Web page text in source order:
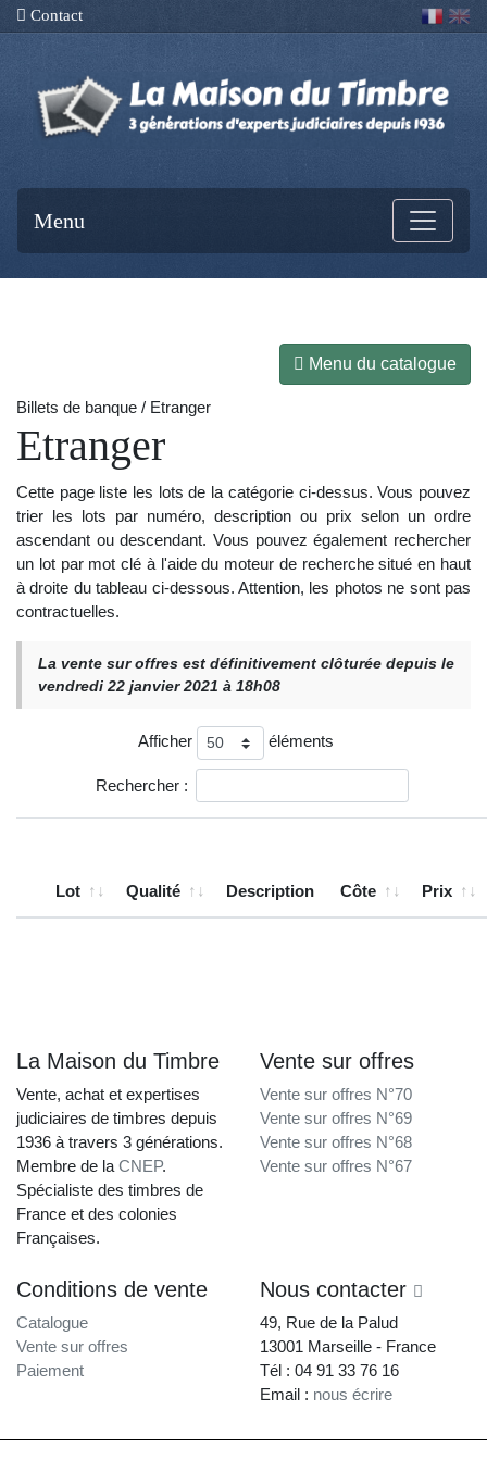
Contact
Menu
Menu du catalogue
Billets de banque / Etranger
Etranger
Cette page liste les lots de la catégorie ci-dessus. Vous pouvez
trier les lots par numéro, description ou prix selon un ordre
ascendant ou descendant. Vous pouvez également rechercher
un lot par mot clé à l'aide du moteur de recherche situé en haut
à droite du tableau ci-dessous. Attention, les photos ne sont pas
contractuelles.
La vente sur offres est définitivement clôturée depuis le
vendredi 22 janvier 2021 à 18h08
Afficher éléments
Rechercher :
Lot Qualité Description Côte Prix
La Maison du Timbre
Vente, achat et expertises
judiciaires de timbres depuis
1936 à travers 3 générations.
Membre de la CNEP.
Spécialiste des timbres de
France et des colonies
Françaises.
Vente sur offres
Vente sur offres N°70
Vente sur offres N°69
Vente sur offres N°68
Vente sur offres N°67
Conditions de vente
Catalogue
Vente sur offres
Paiement
Nous contacter
49, Rue de la Palud
13001 Marseille - France
Tél : 04 91 33 76 16
Email : nous écrire